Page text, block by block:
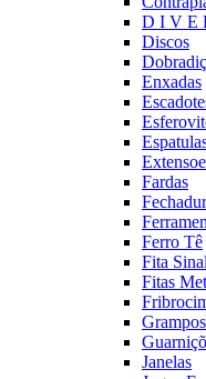
D I V E
Discos
Enxadas
Fardas
Ferro Tê
Fita
Fitas
Janelas